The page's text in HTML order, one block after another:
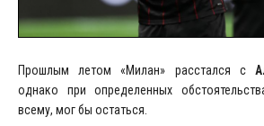
Прошлым летом «Милан» расстался с
однако при определенных
всему, мог бы остаться.